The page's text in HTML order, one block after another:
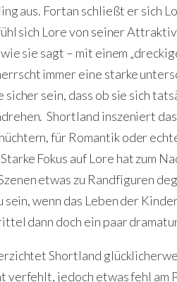
aus. Fortan schließt er sich
sich Lore von seiner
sie sagt – mit einem
immer eine starke
sicher sein, dass ob sie sich
Shortland inszeniert
für Romantik oder
Fokus auf Lore hat zum
etwas zu Randfiguren
wenn das Leben der
dann doch ein paar
Shortland
verfehlt, jedoch etwas fehl am